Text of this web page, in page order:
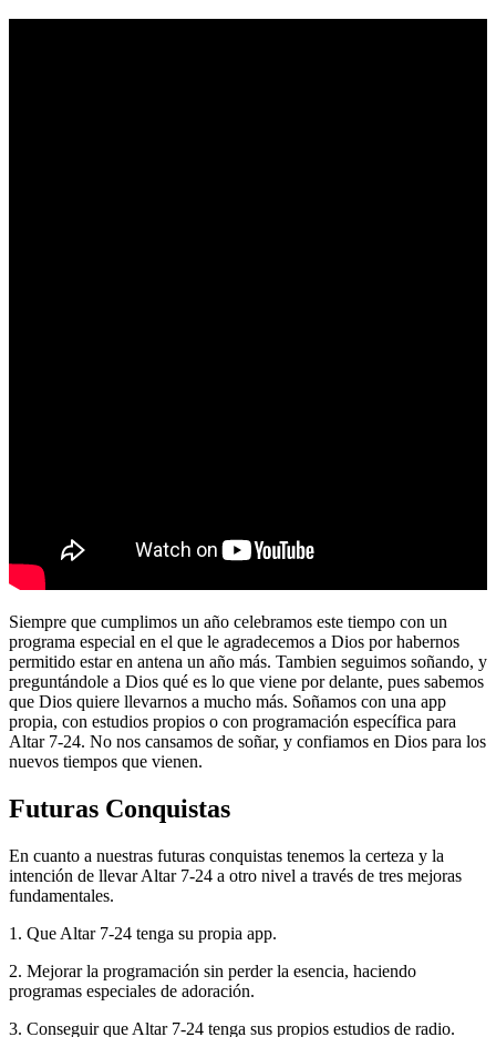
Siempre que cumplimos un año celebramos este tiempo con un
programa especial en el que le agradecemos a Dios por habernos
permitido estar en antena un año más. Tambien seguimos soñando, y
preguntándole a Dios qué es lo que viene por delante, pues sabemos
que Dios quiere llevarnos a mucho más. Soñamos con una app
propia, con estudios propios o con programación específica para
Altar 7-24. No nos cansamos de soñar, y confiamos en Dios para los
nuevos tiempos que vienen.
Futuras Conquistas
En cuanto a nuestras futuras conquistas tenemos la certeza y la
intención de llevar Altar 7-24 a otro nivel a través de tres mejoras
fundamentales.
1. Que Altar 7-24 tenga su propia app.
2. Mejorar la programación sin perder la esencia, haciendo
programas especiales de adoración.
3. Conseguir que Altar 7-24 tenga sus propios estudios de radio.